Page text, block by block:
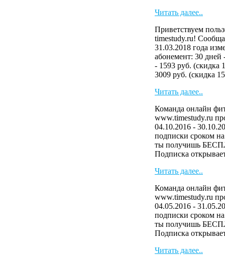
Читать далее..
Приветствуем
timestudy.ru!
31.03.2018 года
абонемент: 30 дней
- 1593 руб. (скидка
3009 руб. (скидка
Читать далее..
Команда онлайн
www.timestudy.ru
04.10.2016 -
подписки сроком
ты получишь
Подписка
Читать далее..
Команда онлайн
www.timestudy.ru
04.05.2016 -
подписки сроком
ты получишь
Подписка
Читать далее..